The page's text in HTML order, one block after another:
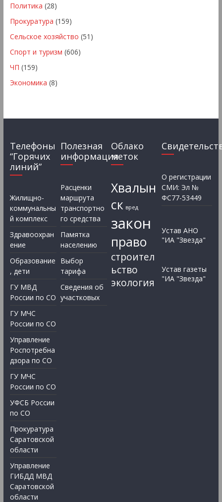
Политика (28)
Прокуратура (159)
Сельское хозяйство (51)
Спорт и туризм (606)
ЧП (159)
Экономика (8)
Телефоны
“Горячих
линий”
Жилищно-
коммунальны
й комплекс
Здравоохран
ение
Образование
, дети
ГУ МВД
России по СО
ГУ МЧС
России по СО
Управление
Роспотребна
дзора по СО
ГУ МЧС
России по СО
УФСБ России
по СО
Прокуратура
Саратовской
области
Управление
ГИБДД МВД
Саратовской
области
Полезная
информация
Расценки
маршрута
транспортно
го средства
Памятка
населению
Выбор
тарифа
Сведения об
участковых
Облако
меток
Хвалын
ск вред
закон
право
строител
ьство
экология
О регистрации
СМИ: Эл №
ФС77-53449
Устав АНО
"ИА "Звезда"
Устав газеты
"ИА "Звезда"